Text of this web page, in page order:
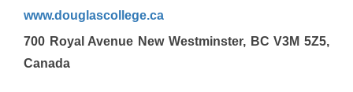
www.douglascollege.ca
700 Royal Avenue New Westminster, BC V3M 5Z5,
Canada